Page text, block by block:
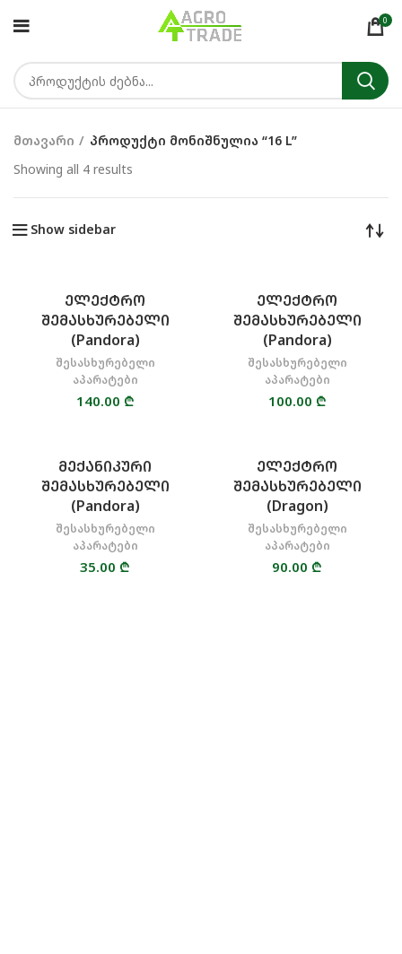
0
მთავარი
პროდუქტი მონიშნულია “16 L”
Showing all 4 results
Show sidebar
ᲔᲚᲔᲥᲢᲠᲝ
ᲨᲔᲛᲐᲡᲮᲣᲠᲔᲑᲔᲚᲘ
(Pandora)
შესასხურებელი
აპარატები
140.00 ₾
ᲔᲚᲔᲥᲢᲠᲝ
ᲨᲔᲛᲐᲡᲮᲣᲠᲔᲑᲔᲚᲘ
(Pandora)
შესასხურებელი
აპარატები
100.00 ₾
ᲛᲔᲥᲐᲜᲘᲙᲣᲠᲘ
ᲨᲔᲛᲐᲡᲮᲣᲠᲔᲑᲔᲚᲘ
(Pandora)
შესასხურებელი
აპარატები
35.00 ₾
ᲔᲚᲔᲥᲢᲠᲝ
ᲨᲔᲛᲐᲡᲮᲣᲠᲔᲑᲔᲚᲘ
(Dragon)
შესასხურებელი
აპარატები
90.00 ₾